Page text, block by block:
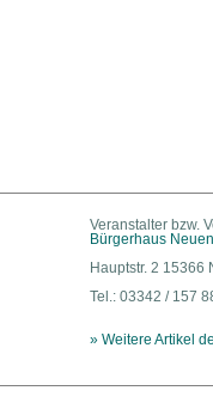
Veranstalter bzw.
Bürgerhaus
Hauptstr. 2 15366
Tel.: 03342 / 157
» Weitere Artikel